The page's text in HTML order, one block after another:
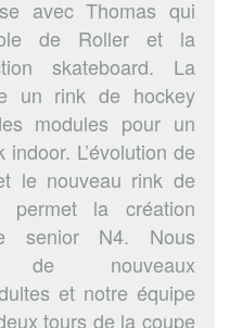
avec Thomas qui
de Roller et la
skateboard. La
un rink de hockey
modules pour un
L’évolution de
le nouveau rink de
permet la création
senior N4. Nous
de nouveaux
et notre équipe
tours de la coupe